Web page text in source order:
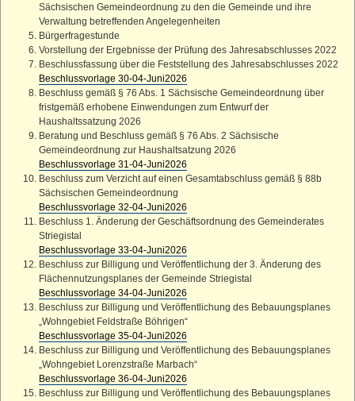
Sächsischen Gemeindeordnung zu den die Gemeinde und ihre
Verwaltung betreffenden Angelegenheiten
Bürgerfragestunde
Vorstellung der Ergebnisse der Prüfung des Jahresabschlusses 2022
Beschlussfassung über die Feststellung des Jahresabschlusses 2022
Beschlussvorlage 30-04-Juni2026
Beschluss gemäß § 76 Abs. 1 Sächsische Gemeindeordnung über
fristgemäß erhobene Einwendungen zum Entwurf der
Haushaltssatzung 2026
Beratung und Beschluss gemäß § 76 Abs. 2 Sächsische
Gemeindeordnung zur Haushaltsatzung 2026
Beschlussvorlage 31-04-Juni2026
Beschluss zum Verzicht auf einen Gesamtabschluss gemäß § 88b
Sächsischen Gemeindeordnung
Beschlussvorlage 32-04-Juni2026
Beschluss 1. Änderung der Geschäftsordnung des Gemeinderates
Striegistal
Beschlussvorlage 33-04-Juni2026
Beschluss zur Billigung und Veröffentlichung der 3. Änderung des
Flächennutzungsplanes der Gemeinde Striegistal
Beschlussvorlage 34-04-Juni2026
Beschluss zur Billigung und Veröffentlichung des Bebauungsplanes
„Wohngebiet Feldstraße Böhrigen“
Beschlussvorlage 35-04-Juni2026
Beschluss zur Billigung und Veröffentlichung des Bebauungsplanes
„Wohngebiet Lorenzstraße Marbach“
Beschlussvorlage 36-04-Juni2026
Beschluss zur Billigung und Veröffentlichung des Bebauungsplanes